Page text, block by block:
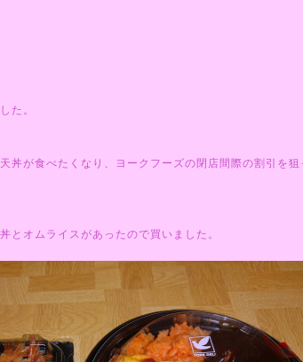
た。
丼が食べたくなり、ヨークフーズの閉店間際の割引を
とオムライスがあったので買いました。